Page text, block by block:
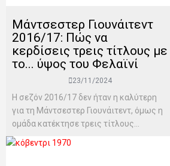
Μάντσεστερ Γιουνάιτεντ
2016/17: Πώς να
κερδίσεις τρεις τίτλους με
το... ύψος του Φελαϊνί
23/11/2024
Η σεζόν 2016/17 δεν ήταν η καλύτερη
για τη Μάντσεστερ Γιουνάιτεντ, όμως η
ομάδα κατέκτησε τρεις τίτλους...